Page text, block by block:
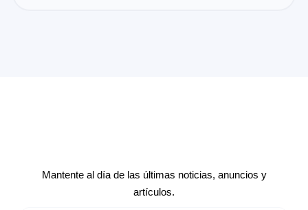
Mantente al día de las últimas noticias, anuncios y
artículos.